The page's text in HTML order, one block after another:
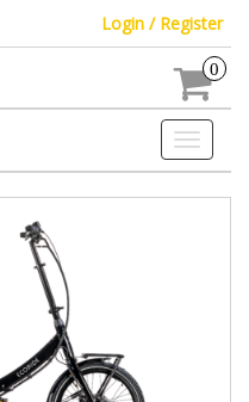
Login / Register
0
Toggle